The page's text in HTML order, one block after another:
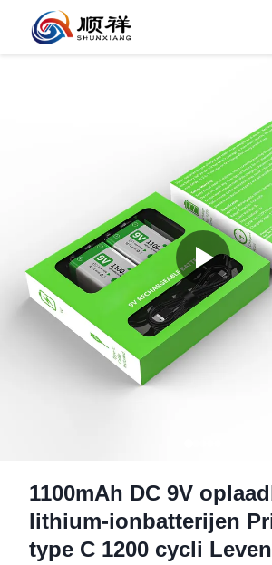
1100mAh DC 9V
lithium-ionbatterijen
type C 1200 cycli